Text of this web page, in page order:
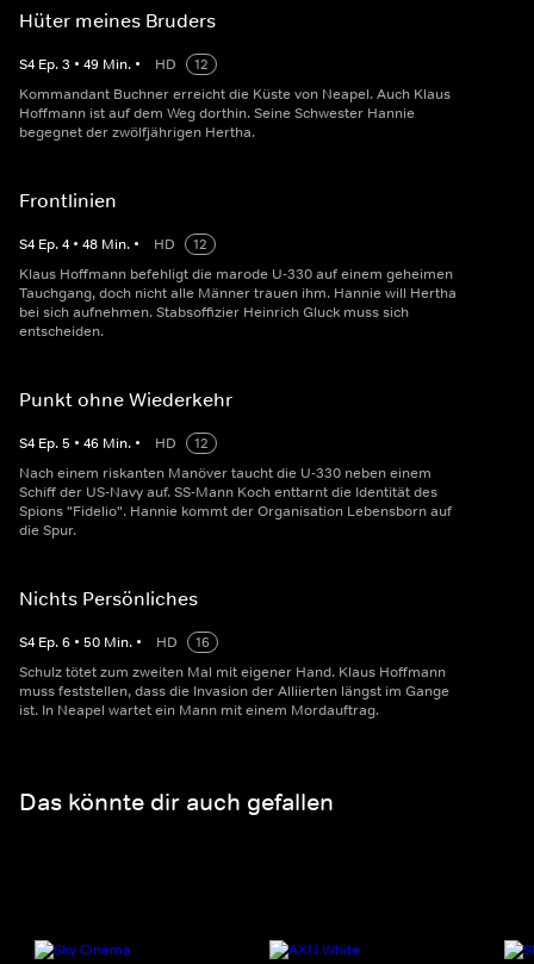
Hüter meines Bruders
S4 Ep.3 • 49 Min. • HD
12
Kommandant Buchner erreicht die Küste von Neapel. Auch Klaus
Hoffmann ist auf dem Weg dorthin. Seine Schwester Hannie
begegnet der zwölfjährigen Hertha.
Frontlinien
S4 Ep.4 • 48 Min. • HD
12
Klaus Hoffmann befehligt die marode U-330 auf einem geheimen
Tauchgang, doch nicht alle Männer trauen ihm. Hannie will Hertha
bei sich aufnehmen. Stabsoffizier Heinrich Gluck muss sich
entscheiden.
Punkt ohne Wiederkehr
S4 Ep.5 • 46 Min. • HD
12
Nach einem riskanten Manöver taucht die U-330 neben einem
Schiff der US-Navy auf. SS-Mann Koch enttarnt die Identität des
Spions "Fidelio". Hannie kommt der Organisation Lebensborn auf
die Spur.
Nichts Persönliches
S4 Ep.6 • 50 Min. • HD
16
Schulz tötet zum zweiten Mal mit eigener Hand. Klaus Hoffmann
muss feststellen, dass die Invasion der Alliierten längst im Gange
ist. In Neapel wartet ein Mann mit einem Mordauftrag.
Das könnte dir auch gefallen